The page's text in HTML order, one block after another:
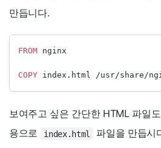
만듭니다.
FROM nginx
COPY index.html /usr/share/
보여주고 싶은 간단한 HTML 파일
용으로
index.html 파일을 만듭시